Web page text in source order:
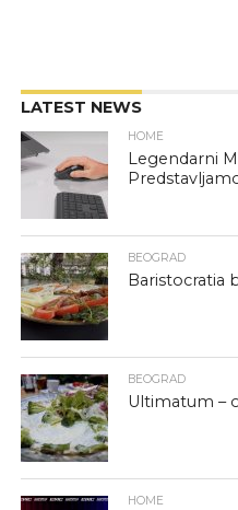
LATEST NEWS
HOME
Legendarni
BEOGRAD
Baristocratia
BEOGRAD
Ultimatum –
HOME